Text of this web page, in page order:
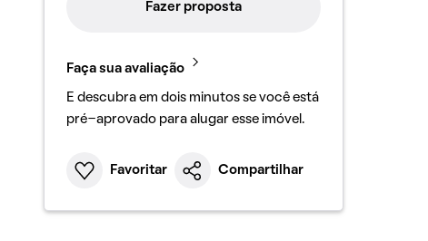
Fazer proposta
Faça sua avaliação
E descubra em dois minutos se você está
pré-aprovado para alugar esse imóvel.
Favoritar Compartilhar